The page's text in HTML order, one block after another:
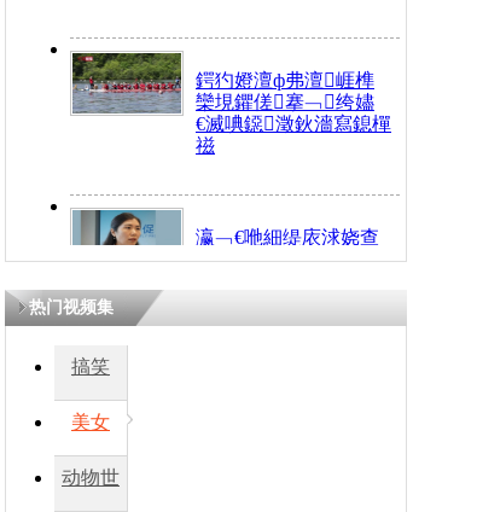
鍔犳嬁澶ф弗澶崕榫
欒垷鑺傞搴﹁绔嬧
€滅唺鐚澂鈥濇寫鎴樿
禌
瀛﹁€咃細缇庡浗娆查
€间笢鍗椾簹涓庝腑鍥
熷悎浣� 涓ㄥ浗闄呰
热门视频集
搞笑
美女
动物世